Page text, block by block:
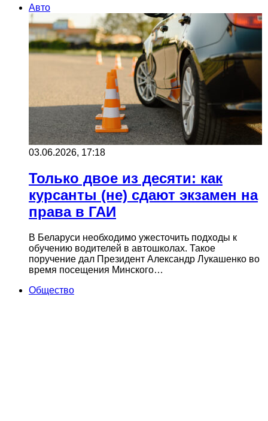
Авто
03.06.2026, 17:18
Только двое из десяти: как
курсанты (не) сдают экзамен на
права в ГАИ
В Беларуси необходимо ужесточить подходы к
обучению водителей в автошколах. Такое
поручение дал Президент Александр Лукашенко во
время посещения Минского…
Общество